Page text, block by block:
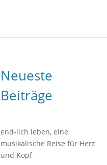
Neueste
Beiträge
end-lich leben, eine
musikalische Reise für Herz
und Kopf